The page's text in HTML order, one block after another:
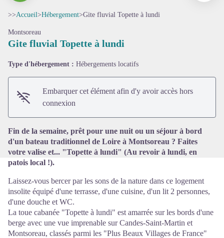
Voir l'image en plein écran
>>Accueil>Hébergement>Gite fluvial Topette à lundi
Montsoreau
Gite fluvial Topette à lundi
Type d'hébergement : Hébergements locatifs
Embarquer cet élément afin d'y avoir accès hors
connexion
Fin de la semaine, prêt pour une nuit ou un séjour à bord
d'un bateau traditionnel de Loire à Montsoreau ? Faites
votre valise et... "Topette à lundi" (Au revoir à lundi, en
patois local !).
Laissez-vous bercer par les sons de la nature dans ce logement
insolite équipé d'une terrasse, d'une cuisine, d'un lit 2 personnes,
d'une douche et WC.
La toue cabanée "Topette à lundi" est amarrée sur les bords d'une
berge avec une vue imprenable sur Candes-Saint-Martin et
Montsoreau, classés parmi les "Plus Beaux Villages de France"